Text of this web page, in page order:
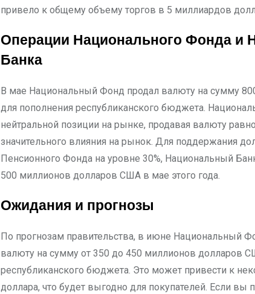
привело к общему объему торгов в 5 миллиардов
Операции Национального Фонда и
Банка
В мае Национальный Фонд продал валюту на сумму
для пополнения республиканского бюджета.
нейтральной позиции на рынке, продавая валюту
значительного влияния на рынок. Для поддержания
Пенсионного Фонда на уровне 30%, Национальный
500 миллионов долларов США в мае этого года.
Ожидания и прогнозы
По прогнозам правительства, в июне Национальный
валюту на сумму от 350 до 450 миллионов долларов
республиканского бюджета. Это может привести к
доллара, что будет выгодно для покупателей. Если вы